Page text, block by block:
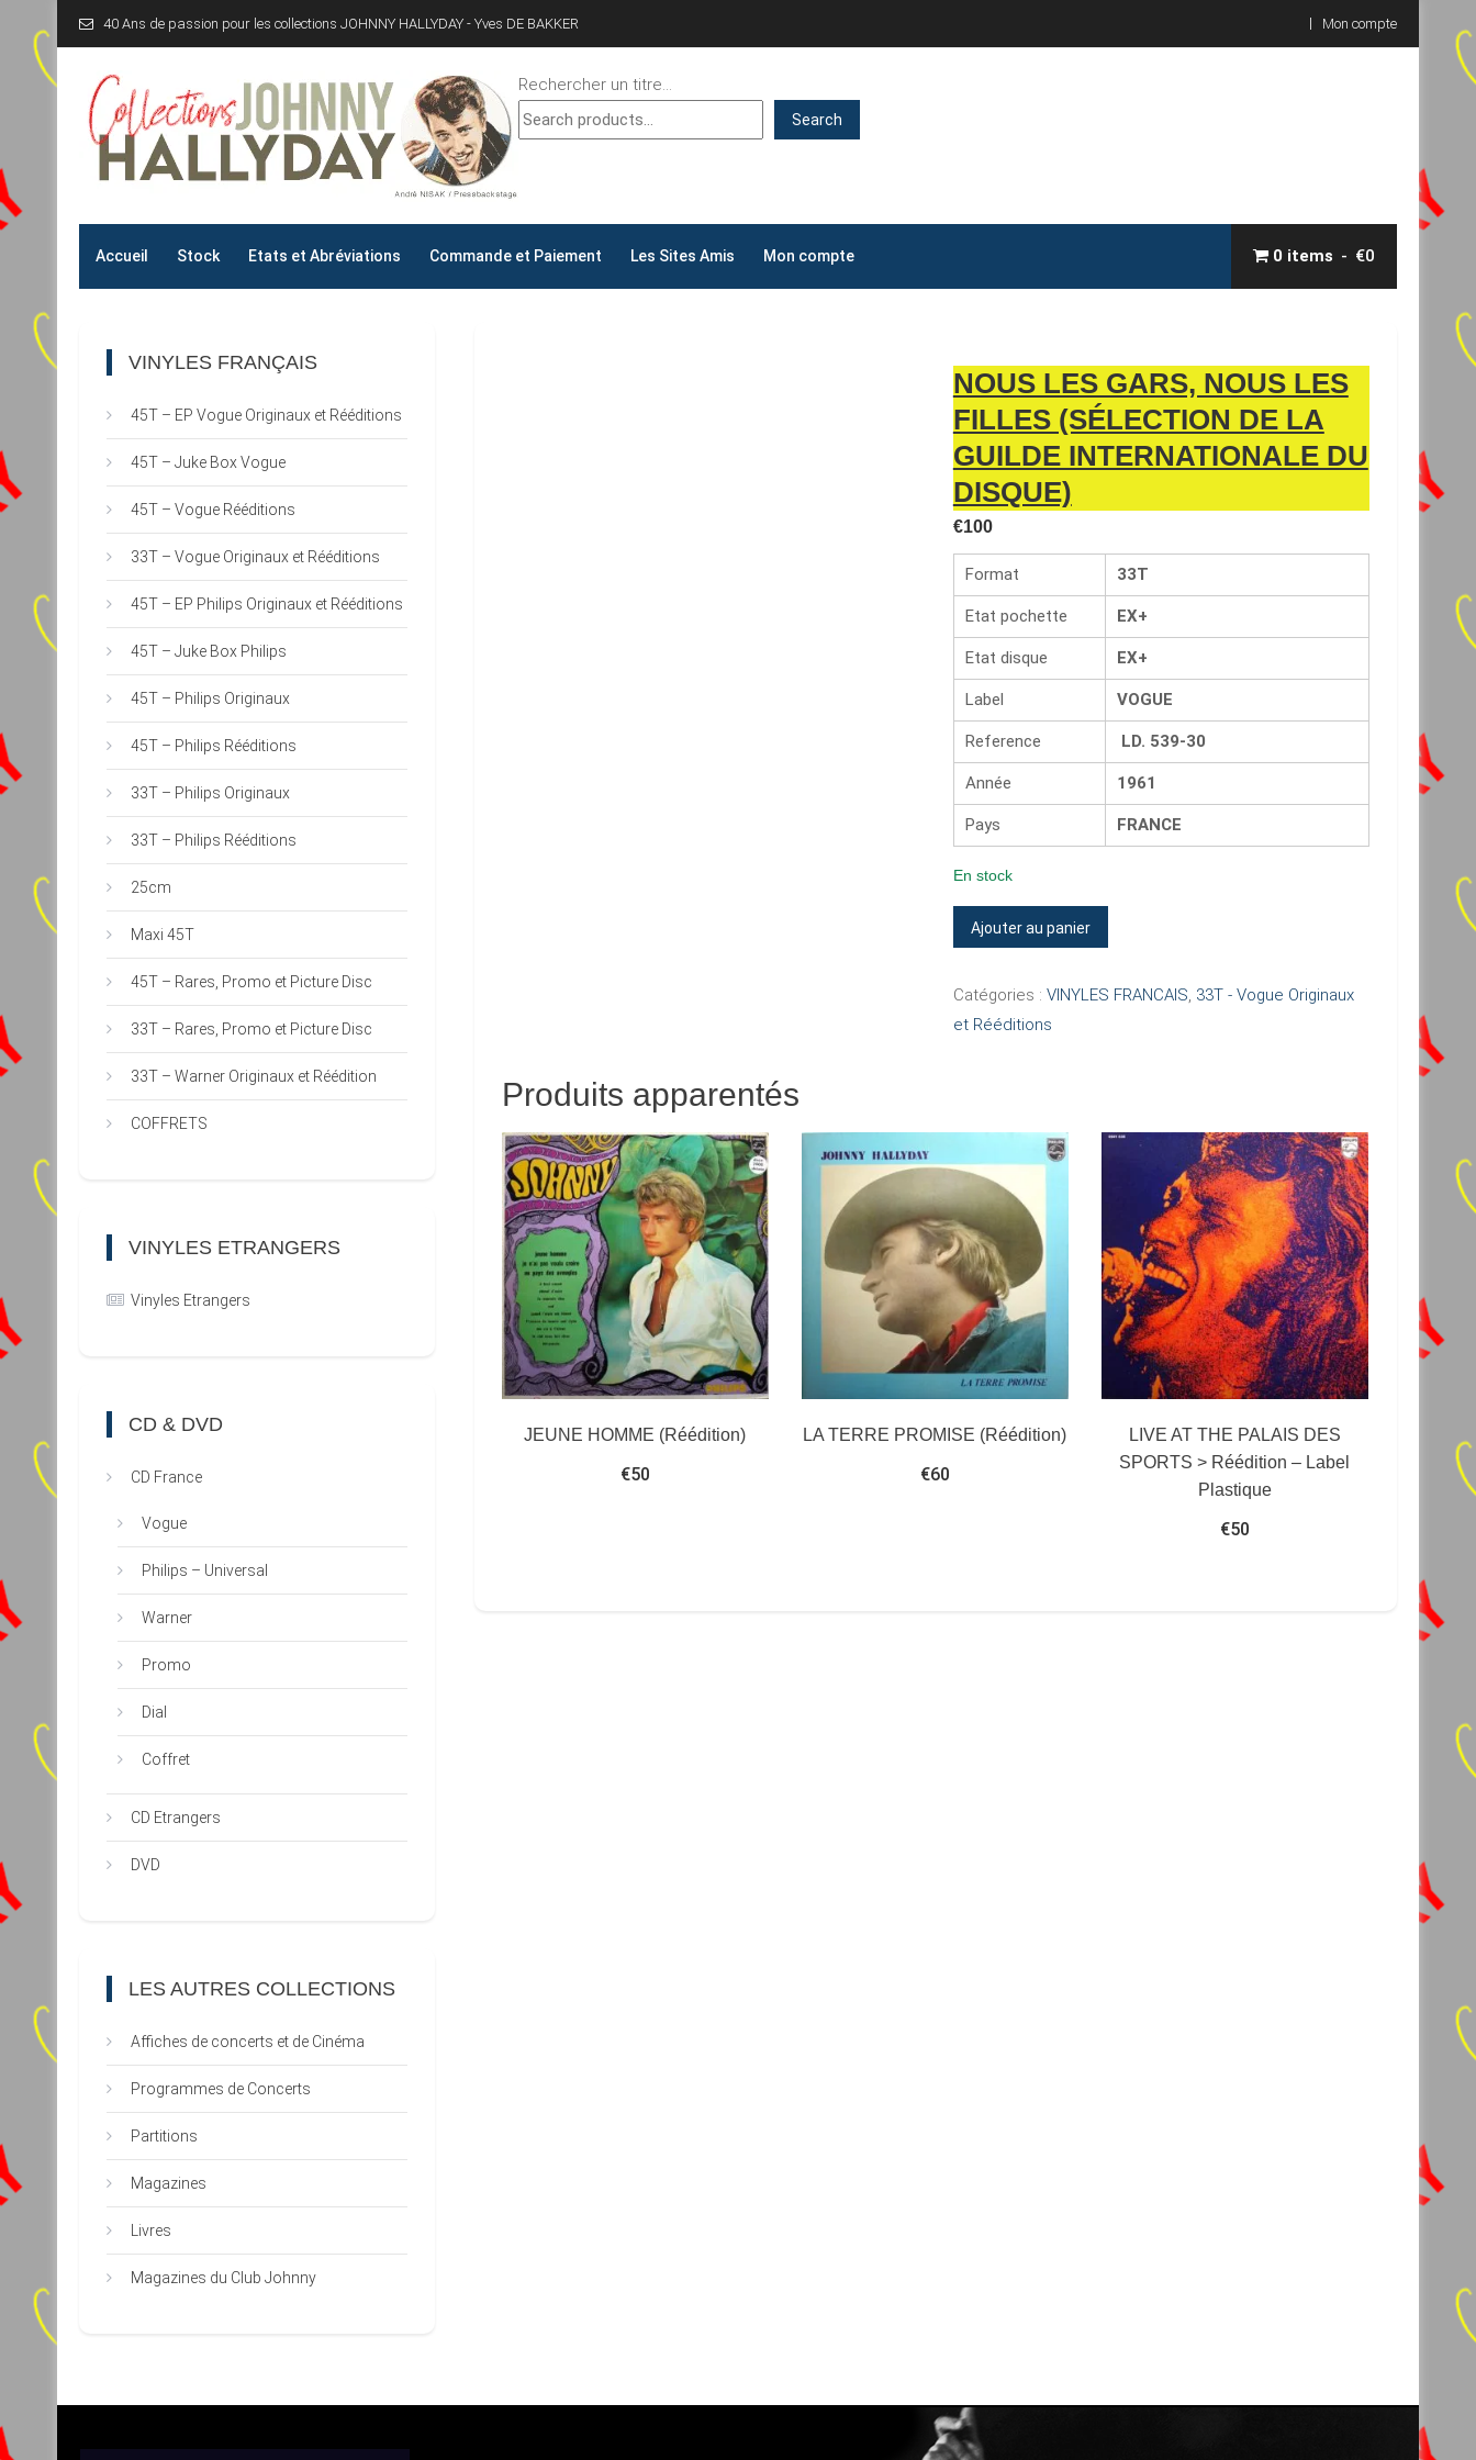
to
content
40 Ans de passion pour les collections JOHNNY HALLYDAY - Yves DE BAKKER Mon compte
Collections JOHNNY HALLYDAY
Rechercher un titre...
Search
Accueil Stock Etats et Abréviations Commande et Paiement Les Sites Amis Mon compte 0 items €0
NOUS LES GARS, NOUS LES
FILLES (SÉLECTION DE LA
GUILDE INTERNATIONALE DU
DISQUE)
€100
Format 33T
Etat pochette EX+
Etat disque EX+
Label VOGUE
Reference LD. 539-30
Année 1961
Pays FRANCE
En stock
quantité
de
la
guilde
internationale
du
disque)
Ajouter au panier
Catégories : VINYLES FRANCAIS, 33T - Vogue Originaux
et Rééditions
Produits apparentés
JEUNE HOMME (Réédition)
€50
LA TERRE PROMISE (Réédition)
€60
LIVE AT THE PALAIS DES
SPORTS > Réédition – Label
Plastique
€50
VINYLES FRANÇAIS
45T – EP Vogue Originaux et Rééditions
45T – Juke Box Vogue
45T – Vogue Rééditions
33T – Vogue Originaux et Rééditions
45T – EP Philips Originaux et Rééditions
45T – Juke Box Philips
45T – Philips Originaux
45T – Philips Rééditions
33T – Philips Originaux
33T – Philips Rééditions
25cm
Maxi 45T
45T – Rares, Promo et Picture Disc
33T – Rares, Promo et Picture Disc
33T – Warner Originaux et Réédition
COFFRETS
VINYLES ETRANGERS
Vinyles Etrangers
CD & DVD
CD France
Vogue
Philips – Universal
Warner
Promo
Dial
Coffret
CD Etrangers
DVD
LES AUTRES COLLECTIONS
Affiches de concerts et de Cinéma
Programmes de Concerts
Partitions
Magazines
Livres
Magazines du Club Johnny